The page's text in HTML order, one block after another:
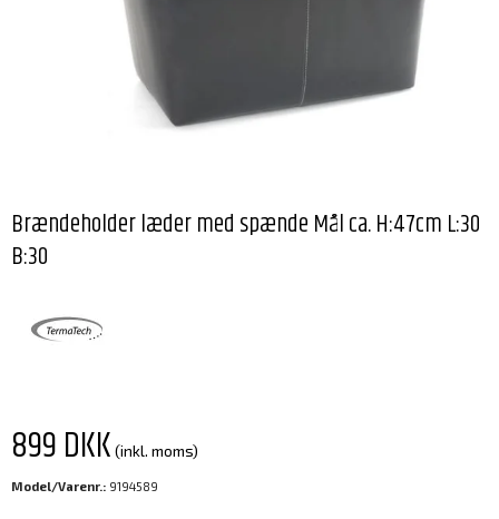
Brændeholder læder med spænde Mål ca. H:47cm L:30
B:30
899 DKK (inkl. moms)
Model/Varenr.: 9194589